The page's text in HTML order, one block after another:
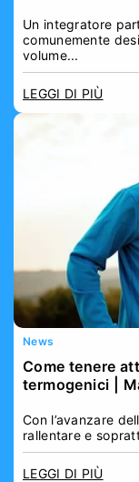
Un integratore
comunemente
volume...
LEGGI DI PIÙ
News
Come tenere
termogenici |
Con l’avanzare
rallentare e
LEGGI DI PIÙ